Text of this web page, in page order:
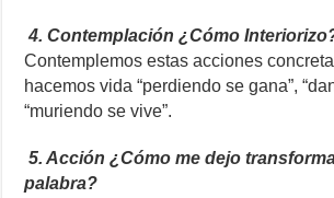
4. Contemplación ¿Cómo
Contemplemos estas acciones
hacemos vida “perdiendo se gana”,
“muriendo se vive”.
5. Acción ¿Cómo me dejo
palabra?